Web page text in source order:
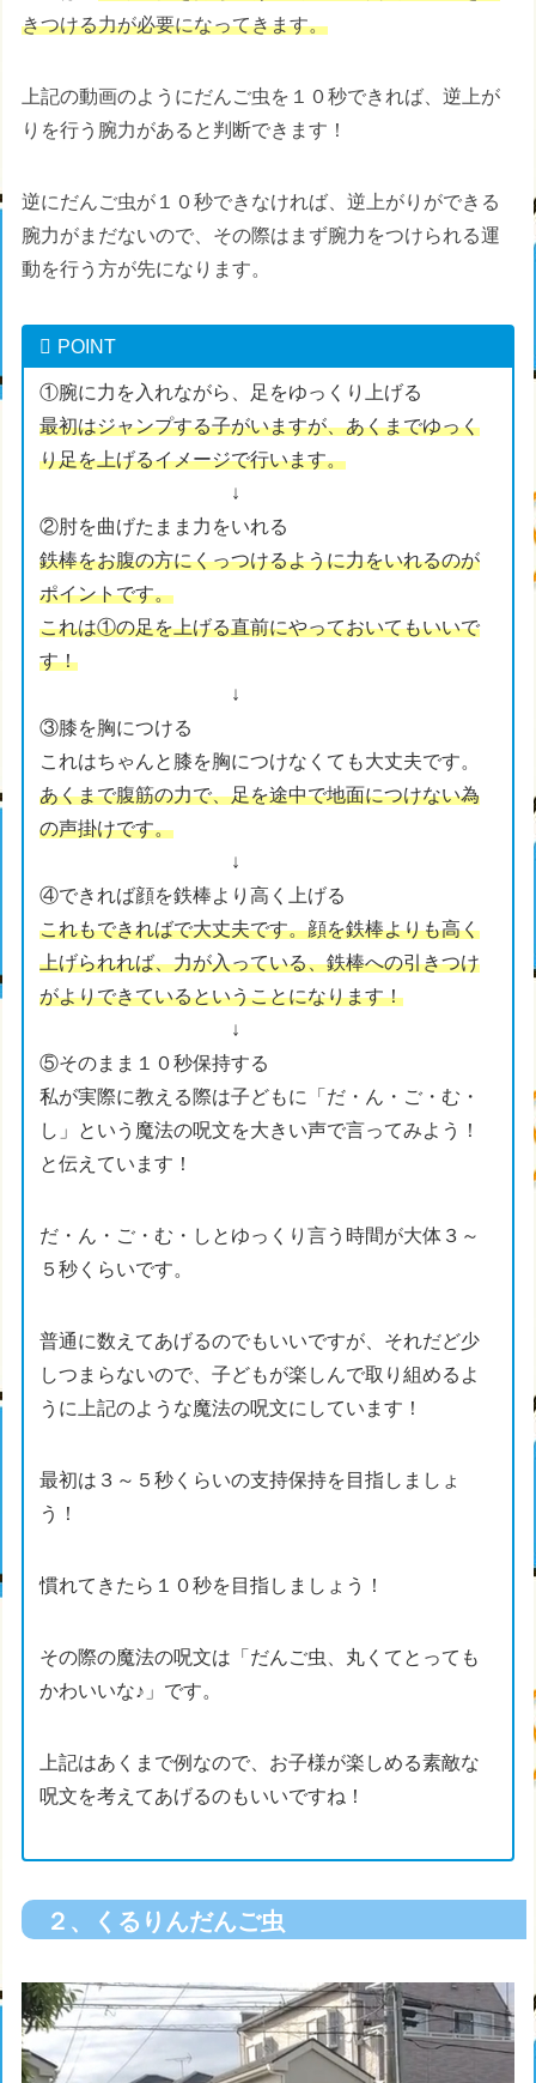
きつける力が必要になってきます。
上記の動画のようにだんご虫を１０秒できれば、逆上が
りを行う腕力があると判断できます！
逆にだんご虫が１０秒できなければ、逆上がりができる
腕力がまだないので、その際はまず腕力をつけられる運
動を行う方が先になります。
POINT
①腕に力を入れながら、足をゆっくり上げる
最初はジャンプする子がいますが、あくまでゆっく
り足を上げるイメージで行います。
↓
②肘を曲げたまま力をいれる
鉄棒をお腹の方にくっつけるように力をいれるのが
ポイントです。
これは①の足を上げる直前にやっておいてもいいで
す！
↓
③膝を胸につける
これはちゃんと膝を胸につけなくても大丈夫です。
あくまで腹筋の力で、足を途中で地面につけない為
の声掛けです。
↓
④できれば顔を鉄棒より高く上げる
これもできればで大丈夫です。顔を鉄棒よりも高く
上げられれば、力が入っている、鉄棒への引きつけ
がよりできているということになります！
↓
⑤そのまま１０秒保持する
私が実際に教える際は子どもに「だ・ん・ご・む・
し」という魔法の呪文を大きい声で言ってみよう！
と伝えています！
だ・ん・ご・む・しとゆっくり言う時間が大体３～
５秒くらいです。
普通に数えてあげるのでもいいですが、それだど少
しつまらないので、子どもが楽しんで取り組めるよ
うに上記のような魔法の呪文にしています！
最初は３～５秒くらいの支持保持を目指しましょ
う！
慣れてきたら１０秒を目指しましょう！
その際の魔法の呪文は「だんご虫、丸くてとっても
かわいいな♪」です。
上記はあくまで例なので、お子様が楽しめる素敵な
呪文を考えてあげるのもいいですね！
２、くるりんだんご虫